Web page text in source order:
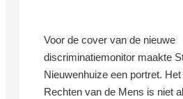
Voor de cover van de nieuwe
discriminatiemonitor maakte
Nieuwenhuize een portret.
Rechten van de Mens is niet